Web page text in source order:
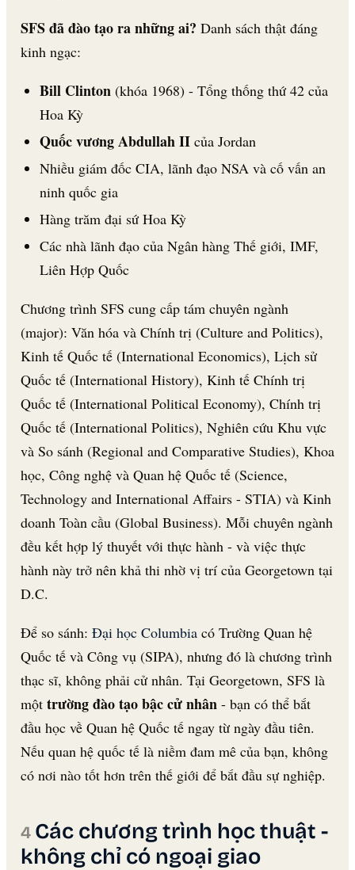
SFS đã đào tạo ra những ai? Danh sách thật đáng
kinh ngạc:
Bill Clinton(khóa 1968) - Tổng thống thứ 42 của
Hoa Kỳ
Quốc vương Abdullah IIcủa Jordan
Nhiều giám đốc CIA, lãnh đạo NSA và cố vấn an
ninh quốc gia
Hàng trăm đại sứ Hoa Kỳ
Các nhà lãnh đạo của Ngân hàng Thế giới, IMF,
Liên Hợp Quốc
Chương trình SFS cung cấp tám chuyên ngành
(major): Văn hóa và Chính trị (Culture and Politics),
Kinh tế Quốc tế (International Economics), Lịch sử
Quốc tế (International History), Kinh tế Chính trị
Quốc tế (International Political Economy), Chính trị
Quốc tế (International Politics), Nghiên cứu Khu vực
và So sánh (Regional and Comparative Studies), Khoa
học, Công nghệ và Quan hệ Quốc tế (Science,
Technology and International Affairs - STIA) và Kinh
doanh Toàn cầu (Global Business). Mỗi chuyên ngành
đều kết hợp lý thuyết với thực hành - và việc thực
hành này trở nên khả thi nhờ vị trí của Georgetown tại
D.C.
Để so sánh: Đại học Columbia có Trường Quan hệ
Quốc tế và Công vụ (SIPA), nhưng đó là chương trình
thạc sĩ, không phải cử nhân. Tại Georgetown, SFS là
một trường đào tạo bậc cử nhân - bạn có thể bắt
đầu học về Quan hệ Quốc tế ngay từ ngày đầu tiên.
Nếu quan hệ quốc tế là niềm đam mê của bạn, không
có nơi nào tốt hơn trên thế giới để bắt đầu sự nghiệp.
Các chương trình học thuật -
không chỉ có ngoại giao